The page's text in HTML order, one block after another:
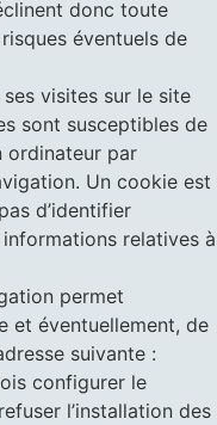
donc toute
éventuels de
visites sur le site
sont susceptibles de
ordinateur par
Un cookie est
d’identifier
informations relatives à
permet
et éventuellement, de
suivante :
configurer le
l’installation des